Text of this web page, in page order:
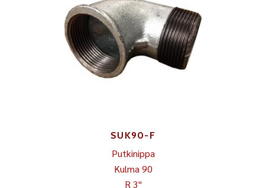
SUK90-F
Putkinippa
Kulma 90
R 3"